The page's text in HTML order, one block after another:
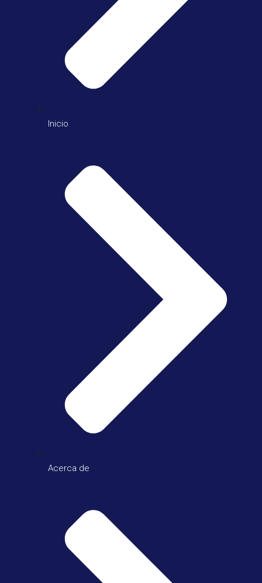
Inicio
Acerca de